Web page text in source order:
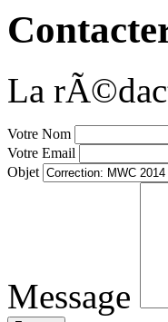
La
Votre Nom
Votre Email
Objet
Message